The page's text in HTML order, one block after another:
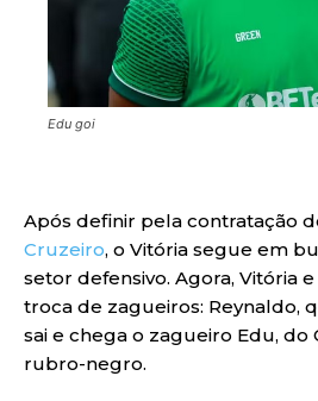
Edu goi
Após definir pela contratação
Cruzeiro, o Vitória segue em
setor defensivo. Agora, Vitória
troca de zagueiros: Reynaldo,
sai e chega o zagueiro Edu, do
rubro-negro.